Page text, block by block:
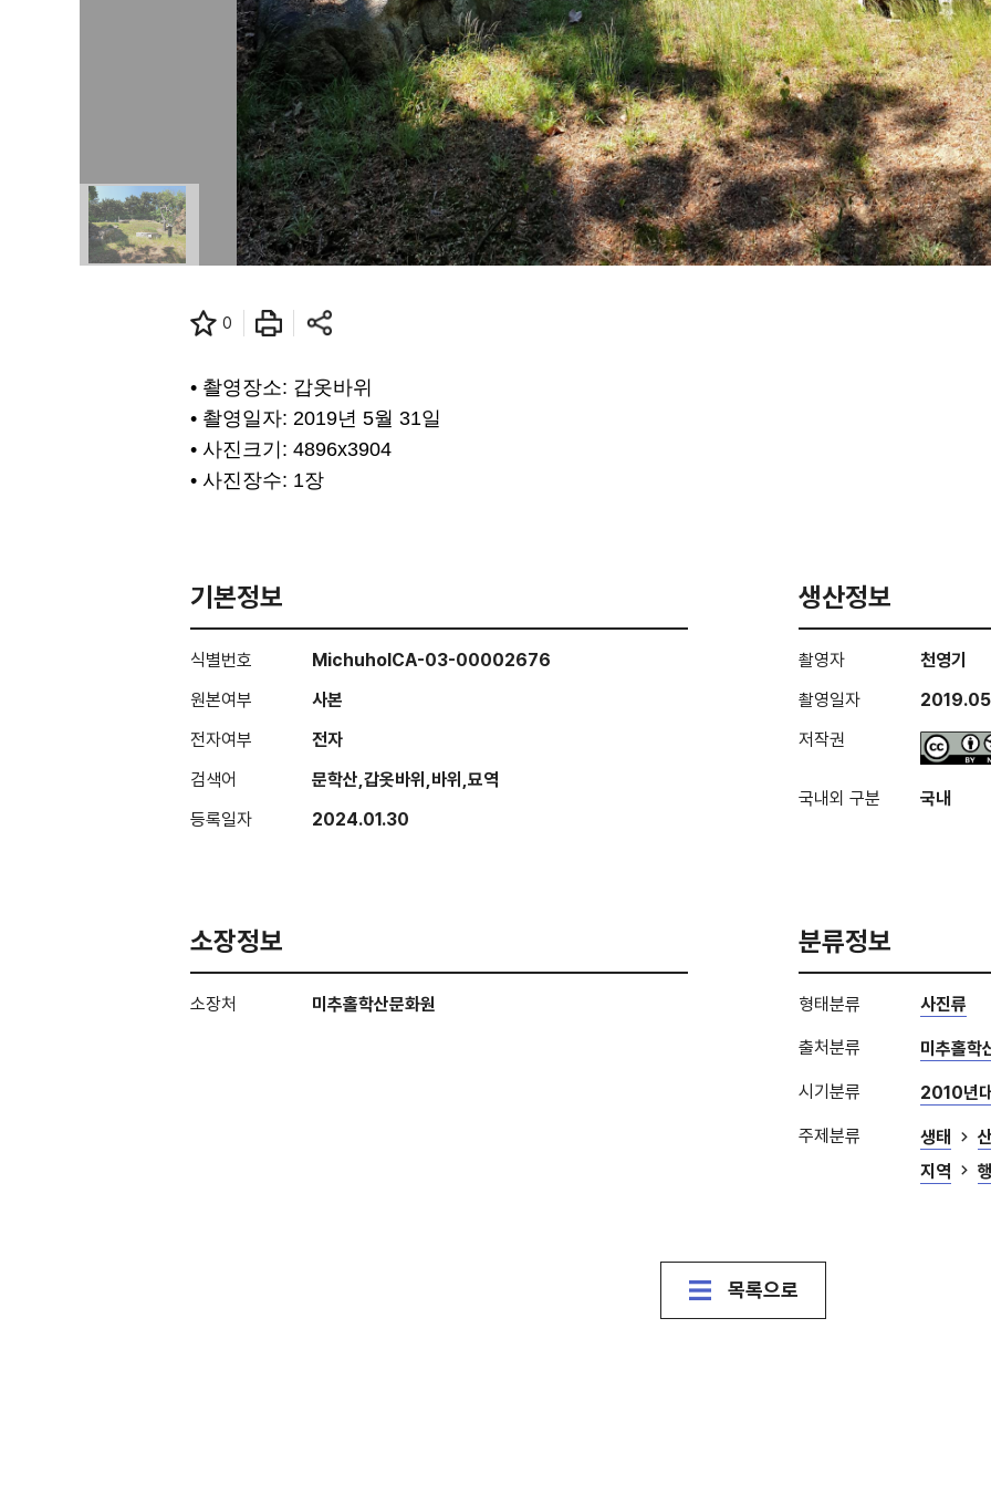
0
• 촬영장소: 갑옷바위
• 촬영일자: 2019년 5월 31일
• 사진크기: 4896x3904
• 사진장수: 1장
기본정보
식별번호
MichuholCA-03-00002676
원본여부
사본
전자여부
전자
검색어
문학산,갑옷바위,바위,묘역
등록일자
2024.01.30
생산정보
촬영자
천영기
촬영일자
저작권
국내외 구분 국내
소장정보
소장처 미추홀학산문화원
분류정보
형태분류 사진류
출처분류 미추홀학
시기분류 2010년
주제분류 생태
지역
목록으로